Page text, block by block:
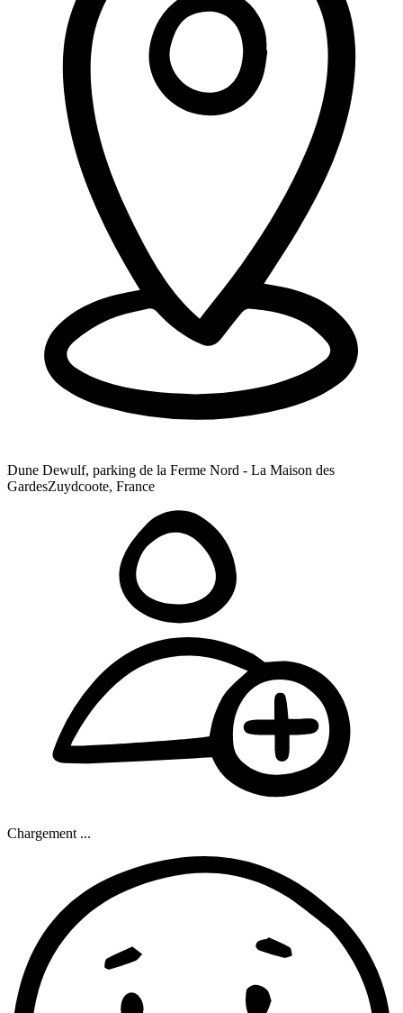
Dune Dewulf, parking de la Ferme Nord - La Maison des
GardesZuydcoote, France
Chargement ...